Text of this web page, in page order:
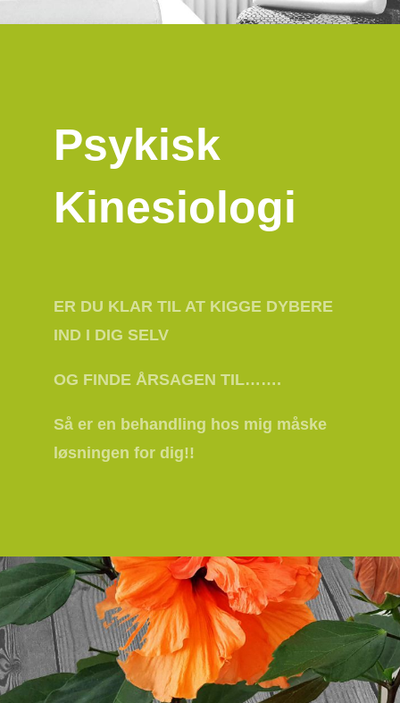
Psykisk
Kinesiologi
ER DU KLAR TIL AT KIGGE DYBERE
IND I DIG SELV
OG FINDE ÅRSAGEN TIL…….
Så er en behandling hos mig måske
løsningen for dig!!